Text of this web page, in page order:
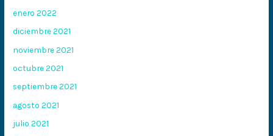
enero 2022
diciembre 2021
noviembre 2021
octubre 2021
septiembre 2021
agosto 2021
julio 2021